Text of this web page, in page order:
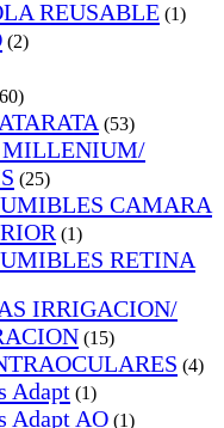
REUSABLE (1)
(2)
(53)
MILLENIUM/
(25)
CAMARA
(1)
RETINA
IRRIGACION/
(15)
(4)
Adapt (1)
Adapt AO (1)